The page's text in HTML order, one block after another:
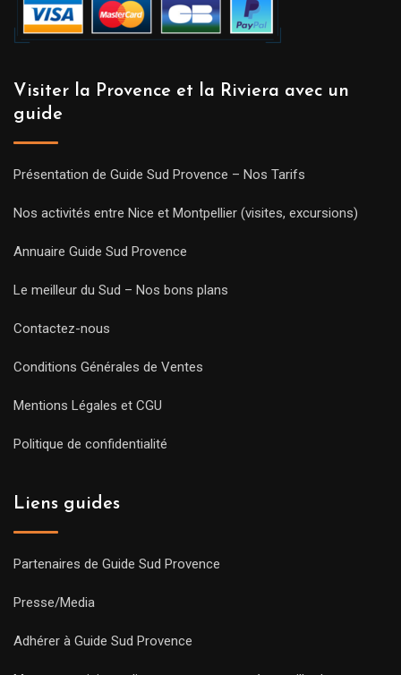
Visiter la Provence et la Riviera avec un
guide
Présentation de Guide Sud Provence – Nos Tarifs
Nos activités entre Nice et Montpellier (visites, excursions)
Annuaire Guide Sud Provence
Le meilleur du Sud – Nos bons plans
Contactez-nous
Conditions Générales de Ventes
Mentions Légales et CGU
Politique de confidentialité
Liens guides
Partenaires de Guide Sud Provence
Presse/Media
Adhérer à Guide Sud Provence